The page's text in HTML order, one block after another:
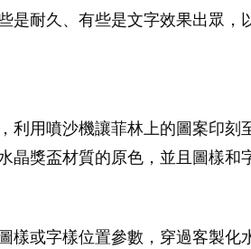
是耐久、有些是文字效果出眾
利用噴沙機讓菲林上的圖案印
獎盃材質的原色，並且圖樣和
樣或字樣位置參數，穿過客製